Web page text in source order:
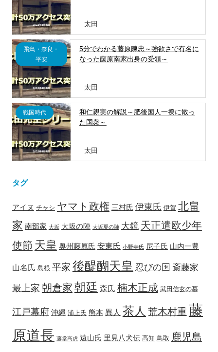
太田
飛鳥・奈良・
平安
5分でわかる藤原陳忠～強欲さで有名に
なった藤原南家出身の受領～
太田
戦国時代
和仁親実の解説～肥後国人一揆に散っ
た国衆～
太田
タグ
アイヌ チャシ ヤマト政権 三村氏 伊東氏 伊賀 北畠
家 南部家 大坂 大坂の陣 大坂夏の陣 大鏡 天正遣欧少年
使節 天皇 奥州藤原氏 安東氏 小野寺氏 尼子氏 山内一豊
山名氏 島根 平家 後醍醐天皇 忍びの国 斎藤家
最上家 朝倉家 朝廷 森氏 楠木正成 武田信玄の墓
江戸幕府 沖縄 浦上氏 熊本 異人 茶人 荒木村重 藤
原道長 藤堂高虎 遠山氏 里見八犬伝 高知 鳥取 鹿児島